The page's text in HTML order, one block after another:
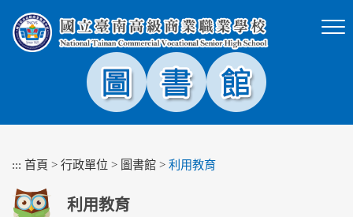
塊
::: 首頁 > 行政單位 > 圖書館 > 利用教育
利用教育